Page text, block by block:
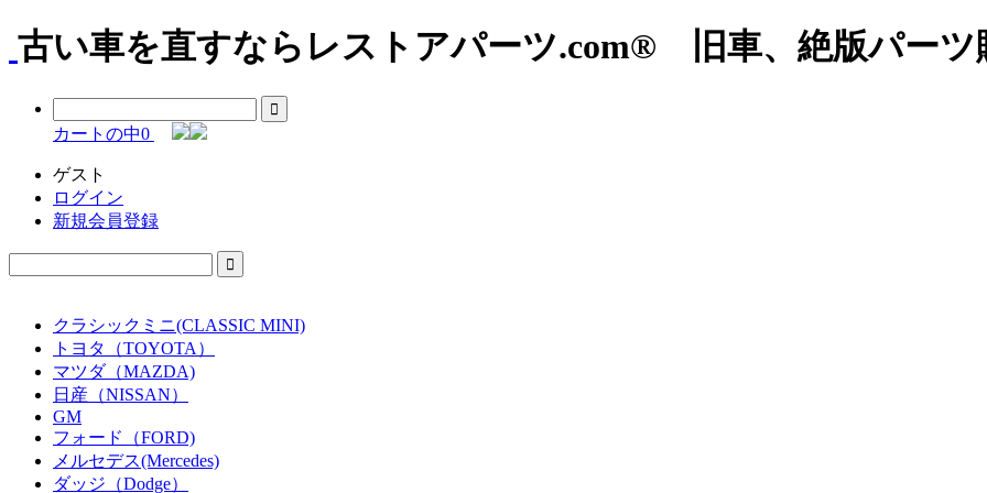
古い車を直すならレストアパーツ.com® 旧車、絶版パーツ
カートの中0
ゲスト
ログイン
新規会員登録
クラシックミニ(CLASSIC MINI)
トヨタ（TOYOTA）
マツダ（MAZDA)
日産（NISSAN）
GM
フォード（FORD)
メルセデス(Mercedes)
ダッジ（Dodge）